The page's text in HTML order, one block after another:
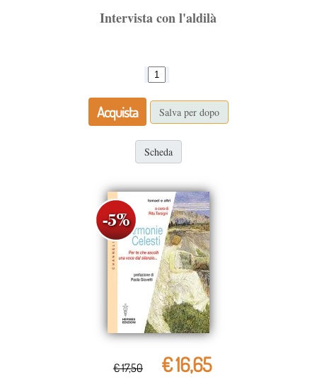
Intervista con l'aldilà
Acquista Salva per dopo
Scheda
€ 17,50 € 16,65